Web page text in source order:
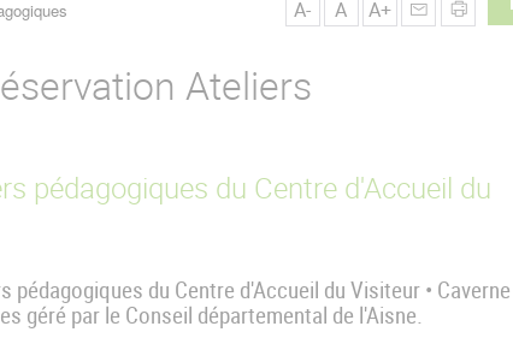
A- A A+
Ateliers
pédagogiques du Centre d'Accueil du
du Centre d'Accueil du Visiteur •
géré par le Conseil départemental de l'Aisne.